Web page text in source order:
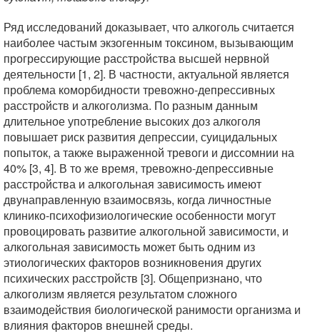
Ряд исследований доказывает, что алкоголь считается
наиболее частым экзогенным токсином, вызывающим
прогрессирующие расстройства высшей нервной
деятельности [1, 2]. В частности, актуальной является
проблема коморбидности тревожно-депрессивных
расстройств и алкоголизма. По разным данным
длительное употребление высоких доз алкоголя
повышает риск развития депрессии, суицидальных
попыток, а также выраженной тревоги и диссомнии на
40% [3, 4]. В то же время, тревожно-депрессивные
расстройства и алкогольная зависимость имеют
двунаправленную взаимосвязь, когда личностные
клинико-психофизиологические особенности могут
провоцировать развитие алкогольной зависимости, и
алкогольная зависимость может быть одним из
этиологических факторов возникновения других
психических расстройств [3]. Общепризнано, что
алкоголизм является результатом сложного
взаимодействия биологической ранимости организма и
влияния факторов внешней среды.